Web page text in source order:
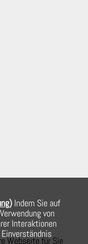
Indem Sie auf
von
Interaktionen
Webseite für Sie